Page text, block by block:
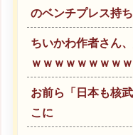
のベンチプレス持
ちいかわ作者さん
ｗｗｗｗｗｗｗｗ
お前ら「日本も核
こに